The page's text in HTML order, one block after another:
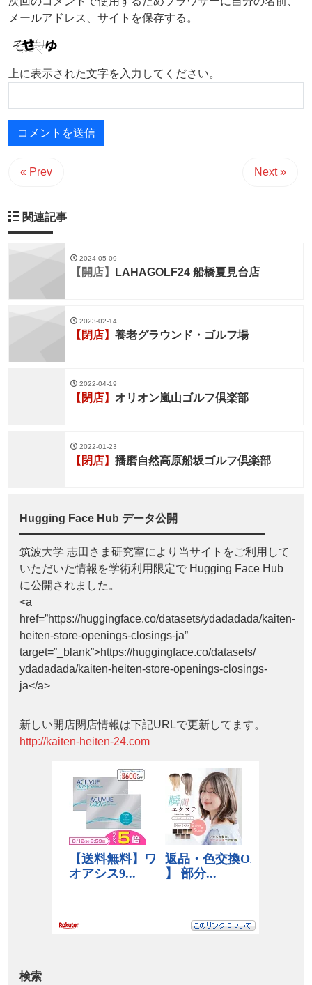
メールアドレス、サイトを保存する。
上に表示された文字を入力してください。
« Prev Next »
関連記事
2024-05-09
【開店】 LAHAGOLF24 船橋夏見台店
2023-02-14
【閉店】 養老グラウンド・ゴルフ場
2022-04-19
【閉店】 オリオン嵐山ゴルフ倶楽部
2022-01-23
【閉店】 播磨自然高原船坂ゴルフ倶楽部
Hugging Face Hub データ公開
筑波大学 志田さま研究室により当サイトをご利用して
いただいた情報を学術利用限定で Hugging Face Hub
に公開されました。
<a
href=”https://huggingface.co/datasets/ydadadada/kaiten-
heiten-store-openings-closings-ja”
target=”_blank”>https://huggingface.co/datasets/
ydadadada/kaiten-heiten-store-openings-closings-
ja</a>
新しい開店閉店情報は下記URLで更新してます。
http://kaiten-heiten-24.com
検索